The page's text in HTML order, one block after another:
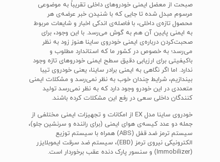
صبحت از معضل ایمنی خودروهای داخلی تقریباً به موضوعی
مرسوم مبدل شده تا جایی که با شنیدن خبر عرضه‌ی هر
محصول تازه‌ی داخلی، با فاصله‌ی اندکی اخبار و شایعات مربوط
به ایمنی پایین آن هم به گوش می‌رسد. با این وجود، برای
صحبت‌کردن درباره‌ی ایمنی خودروی ساینا هنوز زود به نظر
می‌رسد؛ به خصوص در کشور ما که استاندارد مطلوب و
باکیفیتی برای ارزیابی دقیق سطح ایمنی خودروهای تازه وجود
ندارد. اما اگر نگاهی به ایمنی برادر ساینا، یعنی خودروی تیبا
بیندازیم، شرایط چندان خوب به نظر نمی‌رسد و مشکلات ایمنی
متعددی در این خودرو وجود دارد که به نظر نمی‌رسد تولید
کنندگان داخلی سعی در رفع این مشکلات کرده باشند.
خودروی ساینا مدل EX از امکانات و تجهیزات ایمنی مختلفی از
جمله دو عدد کیسه‌ی هوای ایمنی (برای راننده و سرنشین جلو)،
سیستم ترمز ضد قفل (ABS) همراه با سیستم توزیع
الکترونیکی نیروی ترمز (EBD)، سیستم ضد سرقت ایموبلایزر
(Immobilizer) و سنسور پارک دنده عقب برخوردار است.